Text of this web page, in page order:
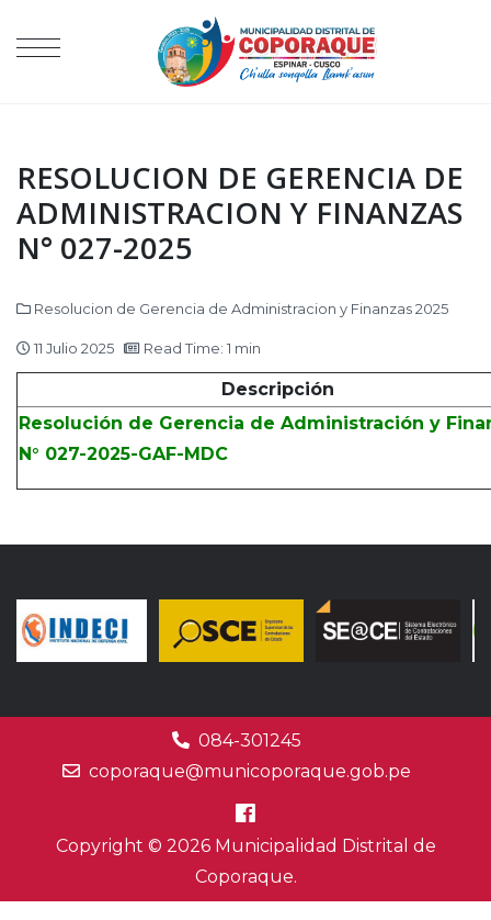
RESOLUCION DE GERENCIA DE
ADMINISTRACION Y FINANZAS
N° 027-2025
Resolucion de Gerencia de Administracion y Finanzas 2025
11 Julio 2025 Read Time: 1 min
Descripción
Resolución de Gerencia de Administración y
N° 027-2025-GAF-MDC
084-301245
coporaque@municoporaque.gob.pe
Copyright © 2026 Municipalidad Distrital de
Coporaque.